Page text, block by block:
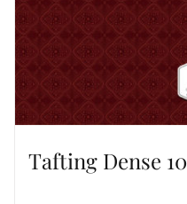
Tafting Dense 10